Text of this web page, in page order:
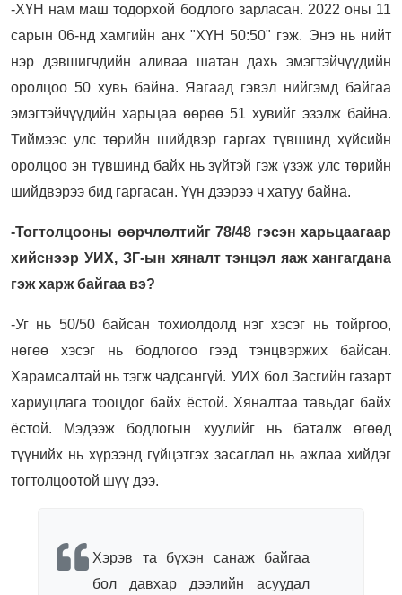
-ХҮН нам маш тодорхой бодлого зарласан. 2022 оны 11
сарын 06-нд хамгийн анх "ХҮН 50:50" гэж. Энэ нь нийт
нэр дэвшигчдийн аливаа шатан дахь эмэгтэйчүүдийн
оролцоо 50 хувь байна. Яагаад гэвэл нийгэмд байгаа
эмэгтэйчүүдийн харьцаа өөрөө 51 хувийг эзэлж байна.
Тиймээс улс төрийн шийдвэр гаргах түвшинд хүйсийн
оролцоо эн түвшинд байх нь зүйтэй гэж үзэж улс төрийн
шийдвэрээ бид гаргасан. Үүн дээрээ ч хатуу байна.
-Тогтолцооны өөрчлөлтийг 78/48 гэсэн харьцаагаар
хийснээр УИХ, ЗГ-ын хяналт тэнцэл яаж хангагдана
гэж харж байгаа вэ?
-Уг нь 50/50 байсан тохиолдолд нэг хэсэг нь тойргоо,
нөгөө хэсэг нь бодлогоо гээд тэнцвэржих байсан.
Харамсалтай нь тэгж чадсангүй. УИХ бол Засгийн газарт
хариуцлага тооцдог байх ёстой. Хяналтаа тавьдаг байх
ёстой. Мэдээж бодлогын хуулийг нь баталж өгөөд
түүнийх нь хүрээнд гүйцэтгэх засаглал нь ажлаа хийдэг
тогтолцоотой шүү дээ.
Хэрэв та бүхэн санаж байгаа
бол давхар дээлийн асуудал